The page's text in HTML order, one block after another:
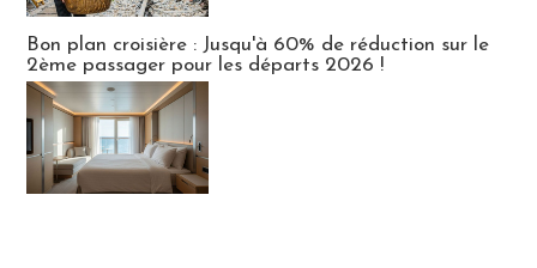
Bon plan croisière : Jusqu'à 60% de réduction sur le
2ème passager pour les départs 2026 !